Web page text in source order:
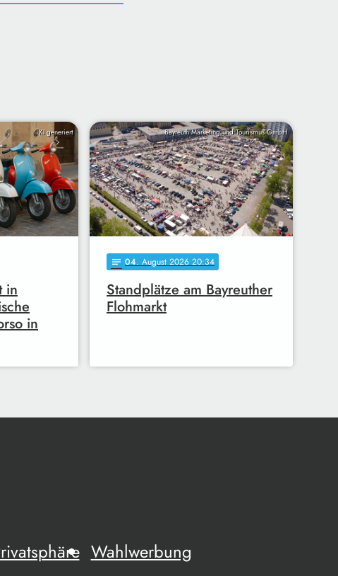
KI generiert
in
in
Bayreuth Marketing und Tourismus GmbH
notes 04. August 2026 20:34
Standplätze am Bayreuther
Flohmarkt
Wahlwerbung